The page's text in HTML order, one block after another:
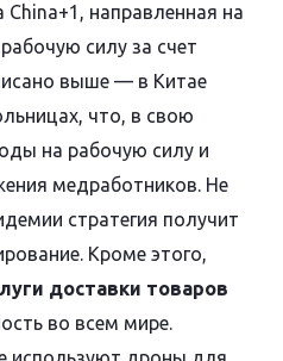
направленная на
силу за счет
выше — в Китае
что, в свою
на рабочую силу и
медработников. Не
стратегия получит
Кроме этого,
доставки товаров
во всем мире.